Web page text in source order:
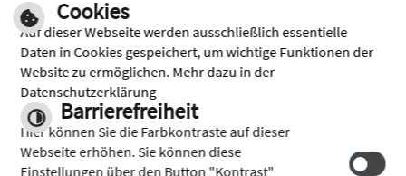
Facebook
Instagram
Cookies
Auf dieser Webseite werden ausschließlich essentielle
Daten in Cookies gespeichert, um wichtige Funktionen der
Website zu ermöglichen. Mehr dazu in der
Datenschutzerklärung
Barrierefreiheit
Hier können Sie die Farbkontraste auf dieser
Webseite erhöhen. Sie können diese
Einstellungen über den Button "Kontrast"